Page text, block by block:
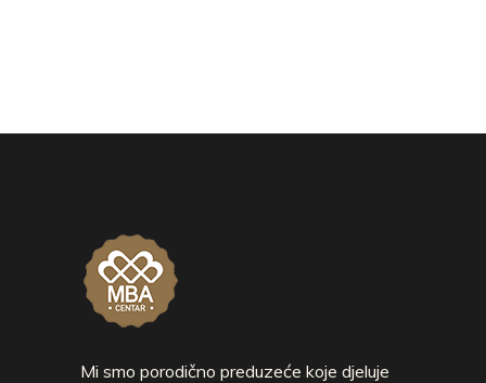
Mi smo porodično preduzeće koje djeluje